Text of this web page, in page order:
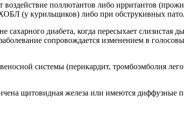
поллютантов либо ирритантов
(у курильщиков) либо при обструкивных
диабета, когда пересыхает
сопровождается изменением в
системы (перикардит, тромбоэмболия
щитовидная железа или имеются диффузные